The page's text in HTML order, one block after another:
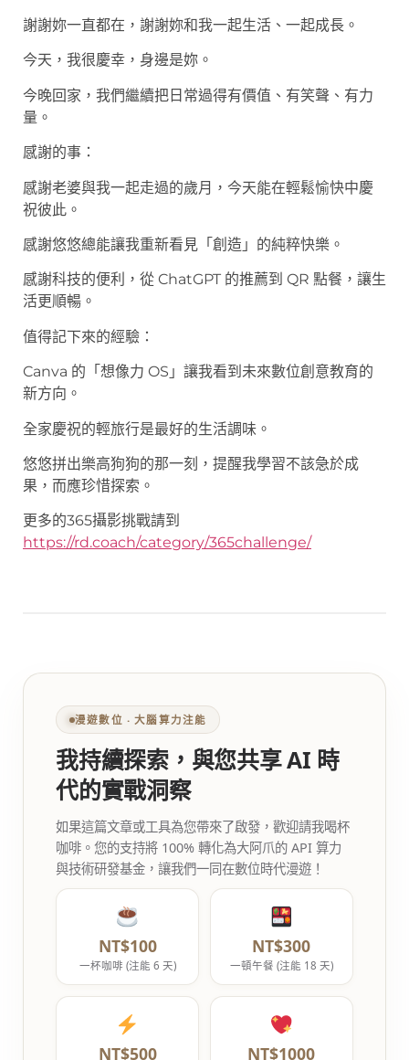
謝謝妳一直都在，謝謝妳和我一起生活、一起成長。
今天，我很慶幸，身邊是妳。
今晚回家，我們繼續把日常過得有價值、有笑聲、有力
量。
感謝的事：
感謝老婆與我一起走過的歲月，今天能在輕鬆愉快中慶
祝彼此。
感謝悠悠總能讓我重新看見「創造」的純粹快樂。
感謝科技的便利，從 ChatGPT 的推薦到 QR 點餐，讓生
活更順暢。
值得記下來的經驗：
Canva 的「想像力 OS」讓我看到未來數位創意教育的
新方向。
全家慶祝的輕旅行是最好的生活調味。
悠悠拼出樂高狗狗的那一刻，提醒我學習不該急於成
果，而應珍惜探索。
更多的365攝影挑戰請到
https://rd.coach/category/365challenge/
漫遊數位 ‧ 大腦算力注能
我持續探索，與您共享 AI 時
代的實戰洞察
如果這篇文章或工具為您帶來了啟發，歡迎請我喝杯
咖啡。您的支持將 100% 轉化為大阿爪的 API 算力
與技術研發基金，讓我們一同在數位時代漫遊！
NT$100
一杯咖啡 (注能 6 天)
NT$300
一頓午餐 (注能 18 天)
NT$500 NT$1000